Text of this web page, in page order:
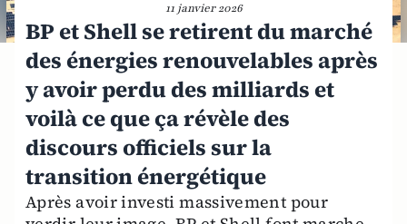
11 janvier 2026
BP et Shell se retirent du marché
des énergies renouvelables après
y avoir perdu des milliards et
voilà ce que ça révèle des
discours officiels sur la
transition énergétique
Après avoir investi massivement pour